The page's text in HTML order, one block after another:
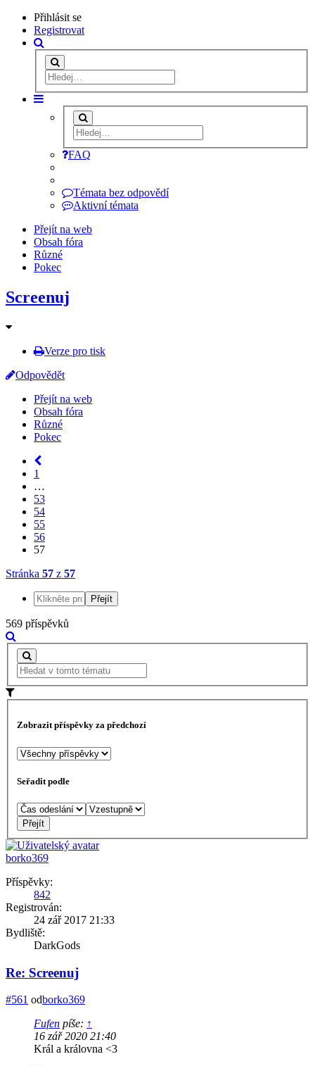
Přihlásit se
Registrovat
FAQ
Témata bez odpovědí
Aktivní témata
Přejít na web
Obsah fóra
Různé
Pokec
Screenuj
Verze pro tisk
Odpovědět
Přejít na web
Obsah fóra
Různé
Pokec
1
…
53
54
55
56
57
Stránka 57 z 57
569 příspěvků
Zobrazit příspěvky za předchozí
Seřadit podle
borko369
Příspěvky:
842
Registrován:
24 zář 2017 21:33
Bydliště:
DarkGods
Re: Screenuj
#561 odborko369
Fufen píše: ↑
16 zář 2020 21:40
Král a královna <3